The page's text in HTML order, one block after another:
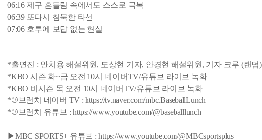
06:16 제구 흔들림 속에서도 스스로 극복
06:39 또다시 침묵한 타선
07:06 호투에 보답 없는 현실
*출연진 : 안치용 해설위원, 도상현 기자, 안경현 해설위원, 기자 크루 (랜덤)
*KBO 시즌 화~금 오전 10시 네이버TV/유튜브 라이브 녹화
*KBO 비시즌 목 오전 10시 네이버TV/유튜브 라이브 녹화
*⚾브런치 네이버 TV : https://tv.naver.com/mbc.BaseballLunch
*⚾브런치 유튜브 : https://www.youtube.com/@baseballlunch
▶MBC SPORTS+ 유튜브 : https://www.youtube.com/@MBCsportsplus